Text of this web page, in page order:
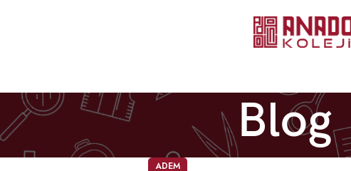
Blog
ADEM